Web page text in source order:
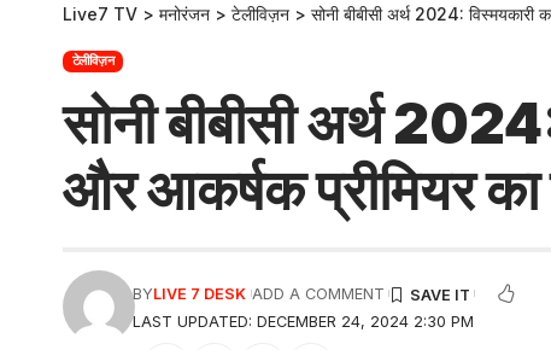
Live7 TV > मनोरंजन > टेलीविज़न > सोनी बीबीसी अर्थ 2024: विस्मयकारी
टेलीविज़न
सोनी बीबीसी अर्थ
और आकर्षक प्रीमियर
LAST UPDATED: DECEMBER 24, 2024 2:30 PM
BYLIVE 7 DESK ADD A COMMENT